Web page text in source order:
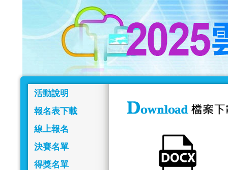
活動說明
報名表下載
線上報名
決賽名單
得獎名單